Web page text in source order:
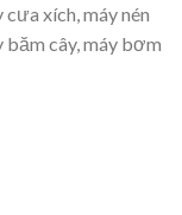
xích, máy nén
băm cây, máy bơm